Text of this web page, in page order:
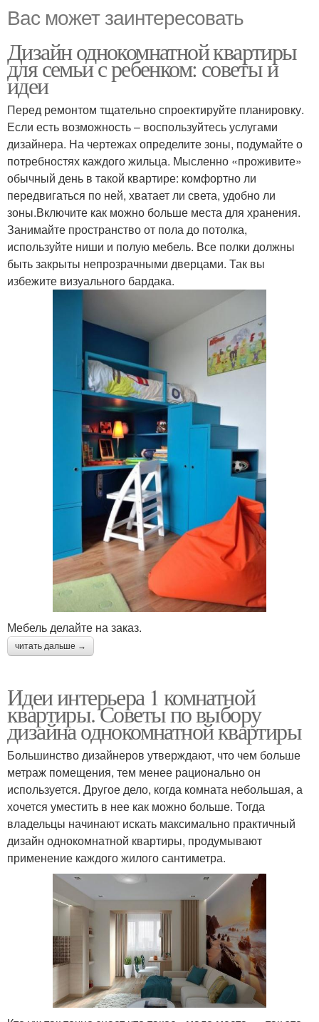
Вас может заинтересовать
Дизайн однокомнатной квартиры
для семьи с ребенком: советы и
идеи
Перед ремонтом тщательно спроектируйте планировку.
Если есть возможность – воспользуйтесь услугами
дизайнера. На чертежах определите зоны, подумайте о
потребностях каждого жильца. Мысленно «проживите»
обычный день в такой квартире: комфортно ли
передвигаться по ней, хватает ли света, удобно ли
зоны.Включите как можно больше места для хранения.
Занимайте пространство от пола до потолка,
используйте ниши и полую мебель. Все полки должны
быть закрыты непрозрачными дверцами. Так вы
избежите визуального бардака.
Мебель делайте на заказ.
читать дальше →
Идеи интерьера 1 комнатной
квартиры. Советы по выбору
дизайна однокомнатной квартиры
Большинство дизайнеров утверждают, что чем больше
метраж помещения, тем менее рационально он
используется. Другое дело, когда комната небольшая, а
хочется уместить в нее как можно больше. Тогда
владельцы начинают искать максимально практичный
дизайн однокомнатной квартиры, продумывают
применение каждого жилого сантиметра.